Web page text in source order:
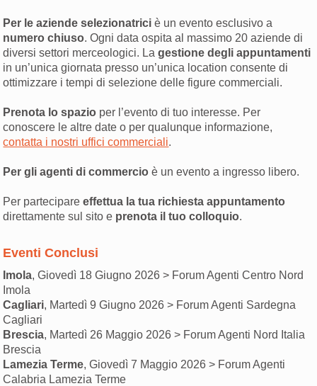
Per le aziende selezionatrici è un evento esclusivo a
numero chiuso. Ogni data ospita al massimo 20 aziende di
diversi settori merceologici. Lagestione degli appuntamenti
in un’unica giornata presso un’unica location consente di
ottimizzare i tempi di selezione delle figure commerciali.
Prenota lo spazio per l’evento di tuo interesse. Per
conoscere le altre date o per qualunque informazione,
contatta i nostri uffici commerciali.
Per gli agenti di commercio è un evento a ingresso libero.
Per partecipareeffettua la tua richiesta appuntamento
direttamente sul sito e prenota il tuo colloquio.
Eventi Conclusi
Imola, Giovedì 18 Giugno 2026 > Forum Agenti Centro Nord
Imola
Cagliari, Martedì 9 Giugno 2026 > Forum Agenti Sardegna
Cagliari
Brescia, Martedì 26 Maggio 2026 > Forum Agenti Nord Italia
Brescia
Lamezia Terme, Giovedì 7 Maggio 2026 > Forum Agenti
Calabria Lamezia Terme